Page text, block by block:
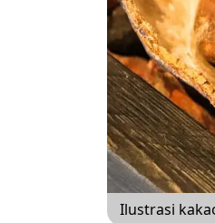
Ilustrasi